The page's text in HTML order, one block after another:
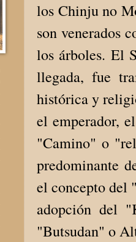
los Chinju no
son venerados
los árboles. El
llegada, fue
histórica y
el emperador,
"Camino" o
predominante
el concepto del
adopción del
"Butsudan" o